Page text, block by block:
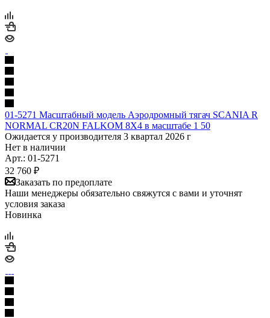
01-5271 Масштабный модель Аэродромный тягач SCANIA R
NORMAL CR20N FALKOM 8X4 в масштабе 1 50
Ожидается у производителя 3 квартал 2026 г
Нет в наличии
Арт.: 01-5271
32 760 ₽
Заказать по предоплате
Наши менеджеры обязательно свяжутся с вами и уточнят
условия заказа
Новинка